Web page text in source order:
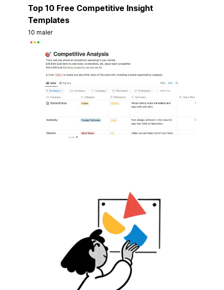
Top 10 Free Competitive Insight
Templates
10 maler